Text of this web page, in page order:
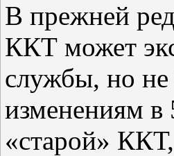
В прежней
ККТ может
службы, но не
изменениям в
«старой»